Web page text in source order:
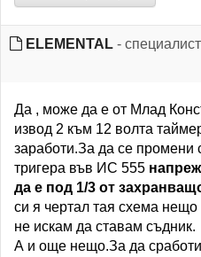
ELEMENTAL - специалист
Да , може да е от Млад
извод 2 към 12 волта
заработи.За да се промени
тригера във ИС 555
да е под 1/3 от
си я чертал тая схема нещо
не искам да ставам съдник.
А и още нещо.За да